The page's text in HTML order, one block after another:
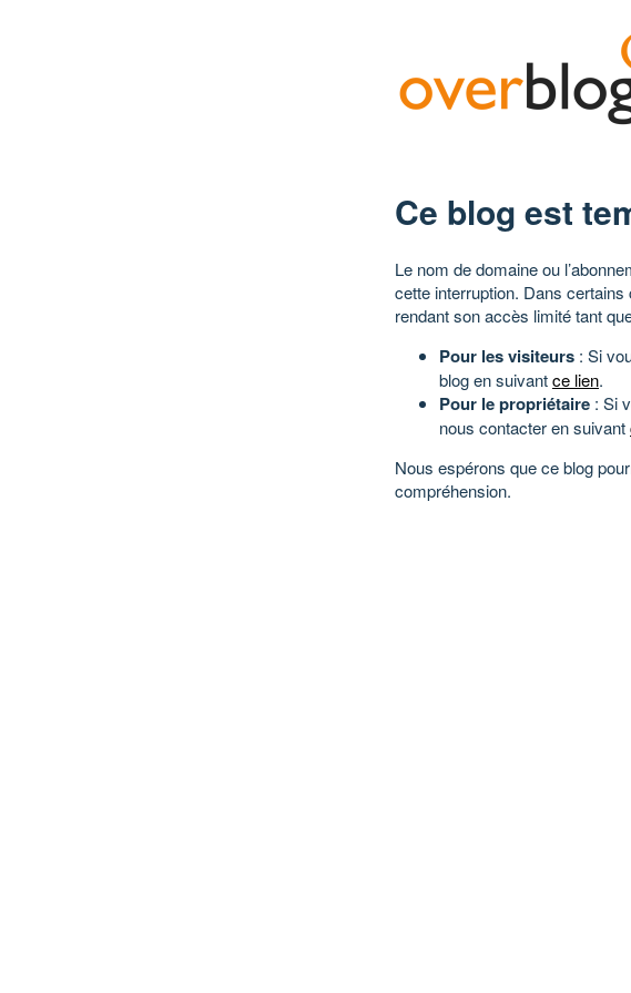
Ce blog est
Le nom de domaine ou
cette interruption. Dans
rendant son accès limité tant
Pour les visiteurs : Si
blog en suivantce lien.
Pour le propriétaire : Si
nous contacter en suivant
Nous espérons que ce blog
compréhension.